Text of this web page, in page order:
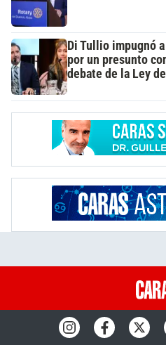
Di Tullio impugnó
por un presunto
debate de la Ley